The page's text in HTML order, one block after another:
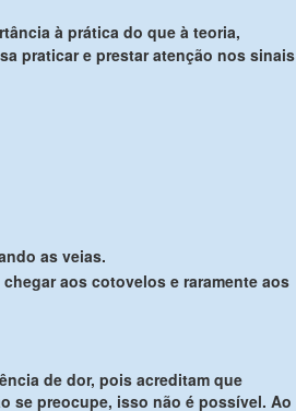
à prática do que à teoria,
praticar e prestar atenção nos sinais
as veias.
aos cotovelos e raramente aos
de dor, pois acreditam que
se preocupe, isso não é possível. Ao